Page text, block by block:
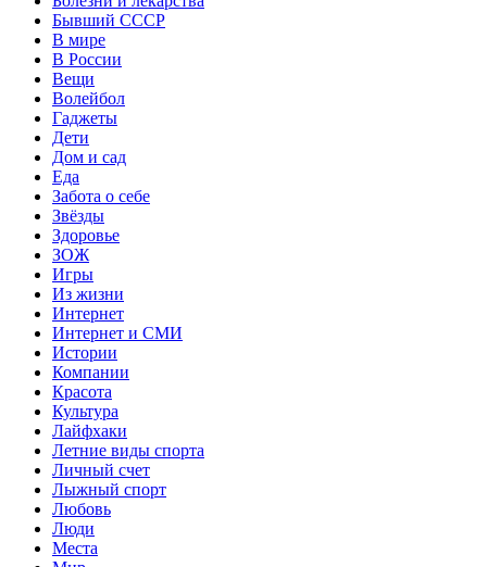
Бывший СССР
В мире
В России
Вещи
Волейбол
Гаджеты
Дети
Дом и сад
Еда
Забота о себе
Звёзды
Здоровье
ЗОЖ
Игры
Из жизни
Интернет
Интернет и СМИ
Истории
Компании
Красота
Культура
Лайфхаки
Летние виды спорта
Личный счет
Лыжный спорт
Любовь
Люди
Места